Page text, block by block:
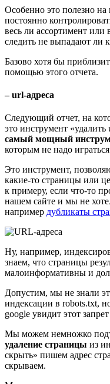
Особенно это полезно
постоянно
весь ли ассортимент или
следить не выпадают ли
Базово хотя бы
помощью этого отчета.
– url-адреса
Следующий отчет, на
это инструмент
самый мощный
которым не надо
Это инструмент,
какие-то страницы или
к примеру, если что-то
нашем сайте и мы не
например дубликаты
Ну, например,
знаем, что страницы
малоинформативны и
Допустим, мы не знали
индексации в robots.txt,
google увидит этот
Мы можем немножко
удаление страницы из
скрыть» пишем адрес
скрываем.